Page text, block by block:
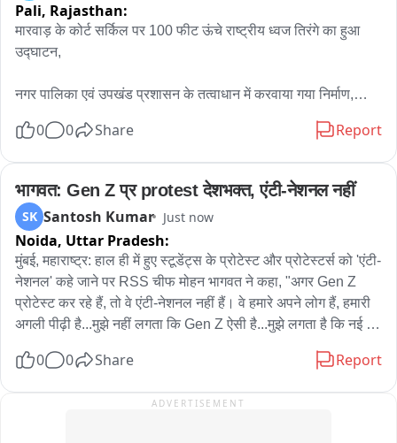
की जांच जारी है। पुलिस ने वाहन चालक की तलाश तेज कर दी है और लोगों
से भी घटना से संबंधित कोई जानकारी होने पर पुलिस को सूचित करने की
अपील की है。
Pali, Rajasthan:
मारवाड़ के कोर्ट सर्किल पर 100 फीट ऊंचे राष्ट्रीय ध्वज तिरंगे का हुआ
उद्घाटन,
नगर पालिका एवं उपखंड प्रशासन के तत्वाधान में करवाया गया निर्माण,
मारवाड़ विधायक केसाराम चौधरी ने किया उद्घाटन,
ढोल नगाड़े एवं जयकारों के साथ आयोजित हुआ कार्यक्रम,
उपखंड अधिकारी महावीरसिंह जोधा, अधिशासी अधिकारी विक्रम सिंह
राठौड़ रहे कार्यक्रम में मौजूद ।
0 0 Share Report
भागवत: Gen Z प्र protest देशभक्त, एंटी-नेशनल नहीं
SK Santosh Kumar Just now
Noida, Uttar Pradesh:
मुंबई, महाराष्ट्र: हाल ही में हुए स्टूडेंट्स के प्रोटेस्ट और प्रोटेस्टर्स को 'एंटी-
नेशनल' कहे जाने पर RSS चीफ मोहन भागवत ने कहा, "अगर Gen Z
प्रोटेस्ट कर रहे हैं, तो वे एंटी-नेशनल नहीं हैं। वे हमारे अपने लोग हैं, हमारी
अगली पीढ़ी है...मुझे नहीं लगता कि Gen Z ऐसी है...मुझे लगता है कि नई
और देशभक्ति और सेवा की ईमानदार अपील उनके साथ काम करती है।"
0 0 Share Report
ADVERTISEMENT